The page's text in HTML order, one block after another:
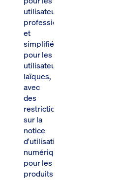
utilisateurs
professionnels
et
simplifiée
pour les
utilisateurs
laïques,
avec
des
restrictions
sur la
notice
d'utilisation
numérique
pour les
produits